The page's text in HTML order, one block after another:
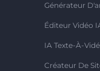
Générateur
Éditeur Vidéo
IA Texte-À-
Créateur De